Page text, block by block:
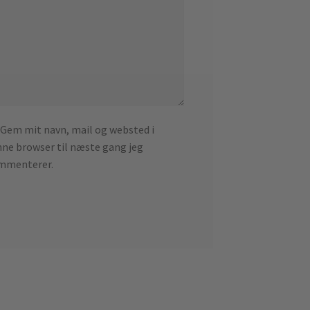
Gem mit navn, mail og websted i
browser til næste gang jeg